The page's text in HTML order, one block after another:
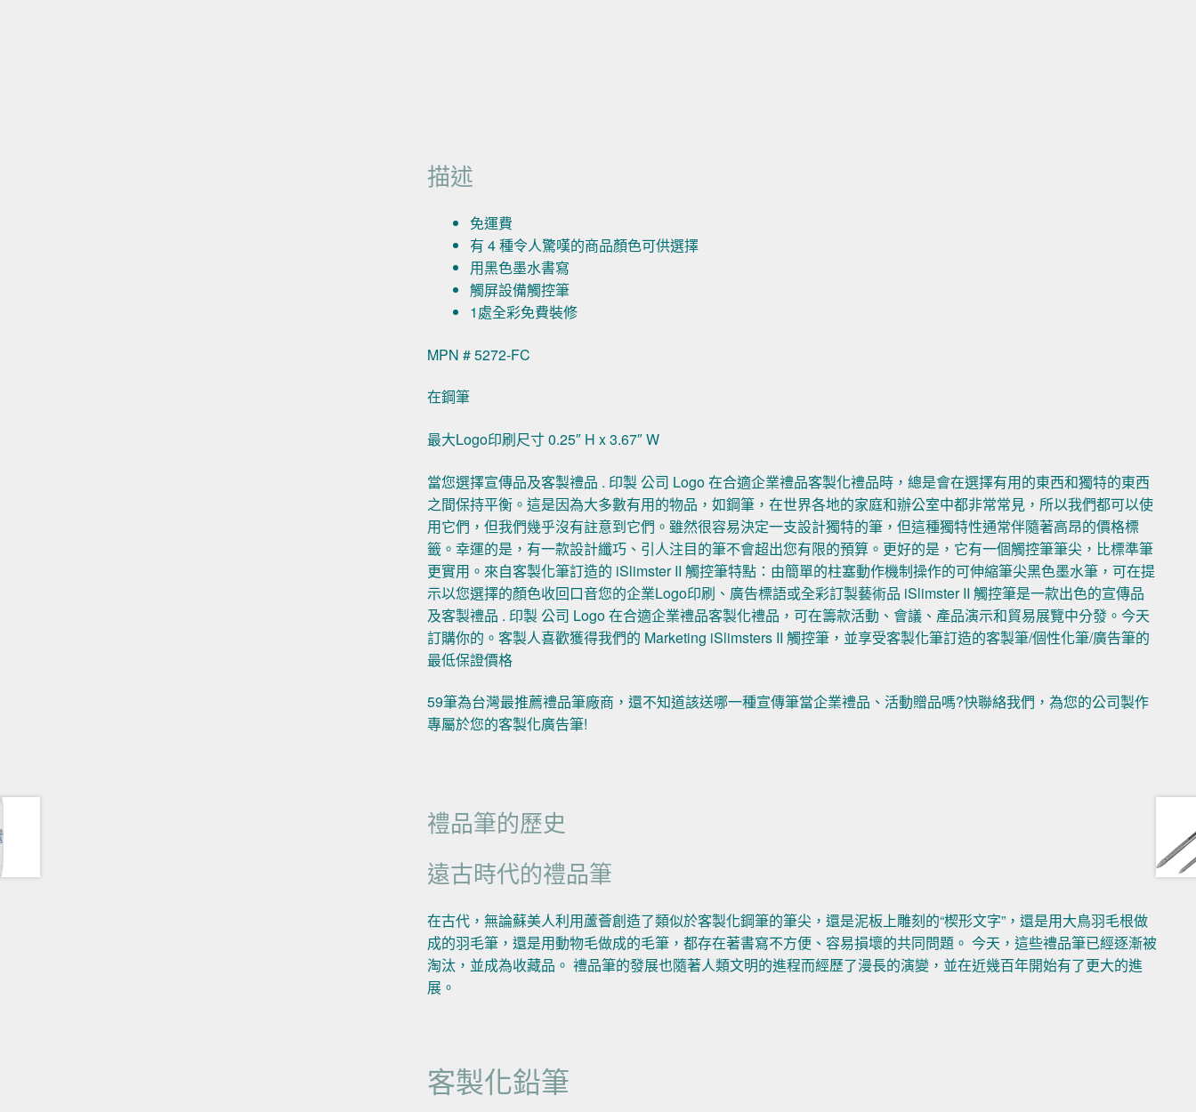
描述
免運費
有 4 種令人驚嘆的商品顏色可供選擇
用黑色墨水書寫
觸屏設備觸控筆
1處全彩免費裝修
MPN # 5272-FC
在鋼筆
最大Logo印刷尺寸 0.25″ H x 3.67″ W
當您選擇宣傳品及客製禮品 . 印製 公司 Logo 在合適企業禮品客製化禮品時，總是會在選擇有用的東西和獨特的東西
之間保持平衡。這是因為大多數有用的物品，如鋼筆，在世界各地的家庭和辦公室中都非常常見，所以我們都可以使
用它們，但我們幾乎沒有註意到它們。雖然很容易決定一支設計獨特的筆，但這種獨特性通常伴隨著高昂的價格標
籤。幸運的是，有一款設計纖巧、引人注目的筆不會超出您有限的預算。更好的是，它有一個觸控筆筆尖，比標準筆
更實用。來自客製化筆訂造的 iSlimster II 觸控筆特點：由簡單的柱塞動作機制操作的可伸縮筆尖黑色墨水筆，可在提
示以您選擇的顏色收回口音您的企業Logo印刷、廣告標語或全彩訂製藝術品 iSlimster II 觸控筆是一款出色的宣傳品
及客製禮品 . 印製 公司 Logo 在合適企業禮品客製化禮品，可在籌款活動、會議、產品演示和貿易展覽中分發。今天
訂購你的。客製人喜歡獲得我們的 Marketing iSlimsters II 觸控筆，並享受客製化筆訂造的客製筆/個性化筆/廣告筆的
最低保證價格
59筆為台灣最推薦禮品筆廠商，還不知道該送哪一種宣傳筆當企業禮品、活動贈品嗎?快聯絡我們，為您的公司製作
專屬於您的客製化廣告筆!
禮品筆的歷史
遠古時代的禮品筆
在古代，無論蘇美人利用蘆薈創造了類似於客製化鋼筆的筆尖，還是泥板上雕刻的“楔形文字”，還是用大鳥羽毛根做
成的羽毛筆，還是用動物毛做成的毛筆，都存在著書寫不方便、容易損壞的共同問題。 今天，這些禮品筆已經逐漸被
淘汰，並成為收藏品。 禮品筆的發展也隨著人類文明的進程而經歷了漫長的演變，並在近幾百年開始有了更大的進
展。
客製化鉛筆